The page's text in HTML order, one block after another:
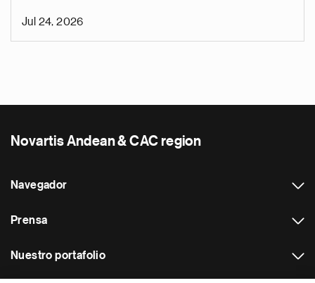
Jul 24, 2026
Novartis Andean & CAC region
Navegador
Prensa
Nuestro portafolio